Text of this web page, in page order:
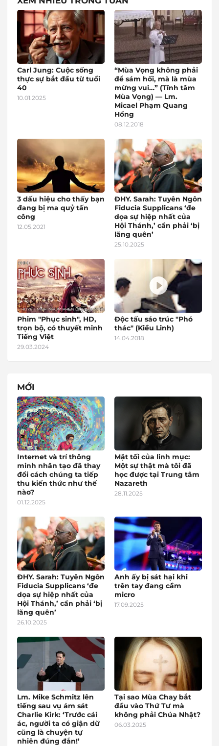
Carl Jung: Cuộc sống
thực sự bắt đầu từ tuổi
40
10.01.2025
“Mùa Vọng không phải
để sám hối, mà là mùa
mừng vui…” (Tĩnh tâm
Mùa Vọng) — Lm.
Micael Phạm Quang
Hồng
08.12.2018
3 dấu hiệu cho thấy bạn
đang bị ma quỷ tấn
công
12.05.2021
ĐHY. Sarah: Tuyên Ngôn
Fiducia Supplicans ‘đe
dọa sự hiệp nhất của
Hội Thánh,’ cần phải ‘bị
lãng quên’
25.10.2025
Phim "Phục sinh", HD,
trọn bộ, có thuyết minh
Tiếng Việt
29.03.2024
Độc tấu sáo trúc "Phó
thác" (Kiều Linh)
14.04.2018
MỚI
Internet và trí thông
minh nhân tạo đã thay
đổi cách chúng ta tiếp
thu kiến thức như thế
nào?
01.12.2025
Mặt tối của linh mục:
Một sự thật mà tôi đã
học được tại Trung tâm
Nazareth
28.11.2025
ĐHY. Sarah: Tuyên Ngôn
Fiducia Supplicans ‘đe
dọa sự hiệp nhất của
Hội Thánh,’ cần phải ‘bị
lãng quên’
26.10.2025
Anh ấy bị sát hại khi
trên tay đang cầm
micro
17.09.2025
Lm. Mike Schmitz lên
tiếng sau vụ ám sát
Charlie Kirk: ‘Trước cái
ác, người ta có giận dữ
cũng là chuyện tự
nhiên đúng đắn!’
Tại sao Mùa Chay bắt
đầu vào Thứ Tư mà
không phải Chúa Nhật?
06.03.2025